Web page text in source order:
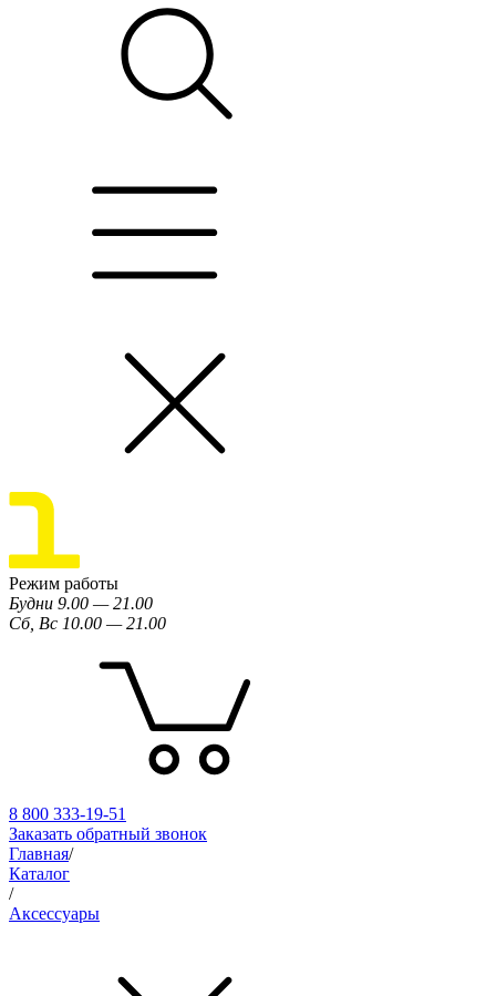
Режим работы
Будни 9.00 — 21.00
Сб, Вс 10.00 — 21.00
8 800 333-19-51
Заказать обратный звонок
Главная/
Каталог
/
Аксессуары